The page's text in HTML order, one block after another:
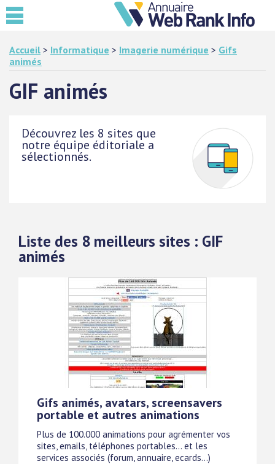
Accueil > Informatique > Imagerie numérique > Gifs
animés
GIF animés
Découvrez les 8 sites que
notre équipe éditoriale a
sélectionnés.
Liste des 8 meilleurs sites : GIF
animés
Gifs animés, avatars, screensavers
portable et autres animations
Plus de 100.000 animations pour agrémenter vos
sites, emails, téléphones portables... et les
services associés (forum, annuaire, ecards...)